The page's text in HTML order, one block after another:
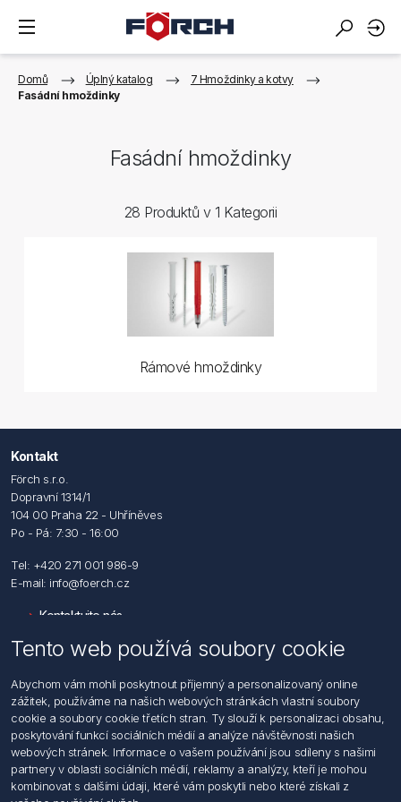
Domů Úplný katalog
7 Hmoždinky a kotvy
Fasádní hmoždinky
Fasádní hmoždinky
28 Produktů v 1 Kategorii
Rámové hmoždinky
Kontakt
Förch s.r.o.
Dopravní 1314/1
104 00 Praha 22 - Uhříněves
Po - Pá: 7:30 - 16:00
Tel: +420 271 001 986-9
E-mail: info@foerch.cz
Kontaktujte nás
Hledat
Dodržování předpisů
Zásady zpracování osobních údajů fyzických osob
Podmínky zasílání elektronických dokumentu
Všeobecné dodací a obchodní podmínky
Informace o nakládaní s elektroodpadem
Tento web používá soubory cookie
Abychom vám mohli poskytnout příjemný a personalizovaný online
zážitek, používáme na našich webových stránkách vlastní soubory
cookie a soubory cookie třetích stran. Ty slouží k personalizaci obsahu,
poskytování funkcí sociálních médií a analýze návštěvnosti našich
webových stránek. Informace o vašem používání jsou sdíleny s našimi
partnery v oblasti sociálních médií, reklamy a analýzy, kteří je mohou
kombinovat s dalšími údaji, které vám poskytli nebo které získali z